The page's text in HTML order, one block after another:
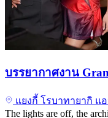
บรรยากาศงาน
แยงกี้ โรบาทายากิ แ
The lights are off, the